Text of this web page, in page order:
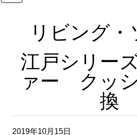
リビング・
江戸シリー
ァー クッ
換
2019年10月15日